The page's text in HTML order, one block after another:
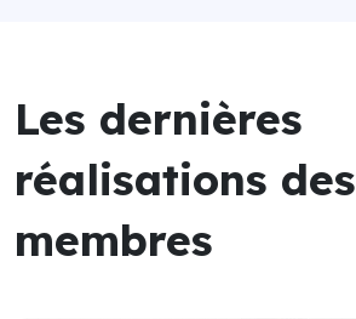
Les dernières
réalisations des
membres